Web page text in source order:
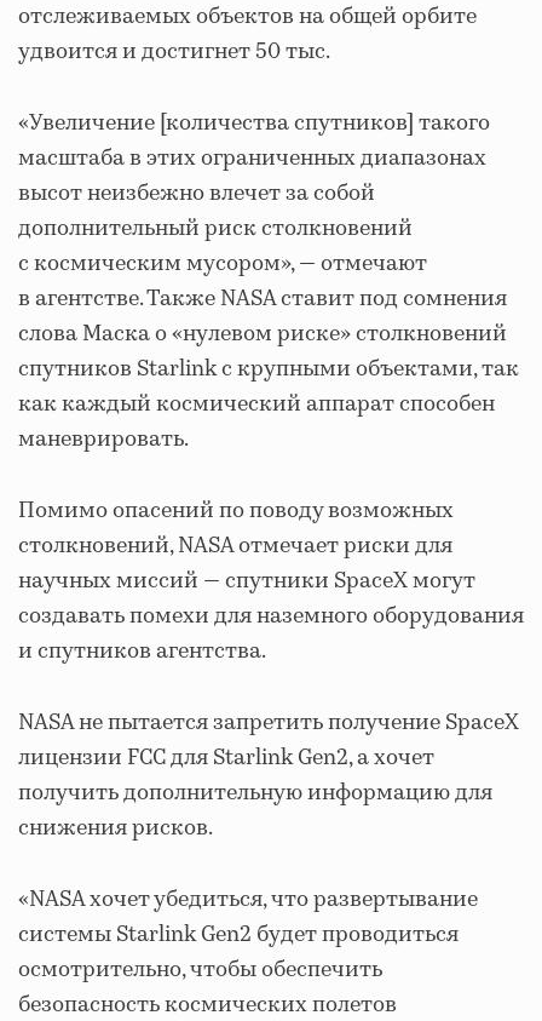
отслеживаемых объектов на общей орбите
удвоится и достигнет 50 тыс.
«Увеличение [количества спутников] такого
масштаба в этих ограниченных диапазонах
высот неизбежно влечет за собой
дополнительный риск столкновений
с космическим мусором», — отмечают
в агентстве. Также NASA ставит под сомнения
слова Маска о «нулевом риске» столкновений
спутников Starlink с крупными объектами, так
как каждый космический аппарат способен
маневрировать.
Помимо опасений по поводу возможных
столкновений, NASA отмечает риски для
научных миссий — спутники SpaceX могут
создавать помехи для наземного оборудования
и спутников агентства.
NASA не пытается запретить получение SpaceX
лицензии FCC для Starlink Gen2, а хочет
получить дополнительную информацию для
снижения рисков.
«NASA хочет убедиться, что развертывание
системы Starlink Gen2 будет проводиться
осмотрительно, чтобы обеспечить
безопасность космических полетов